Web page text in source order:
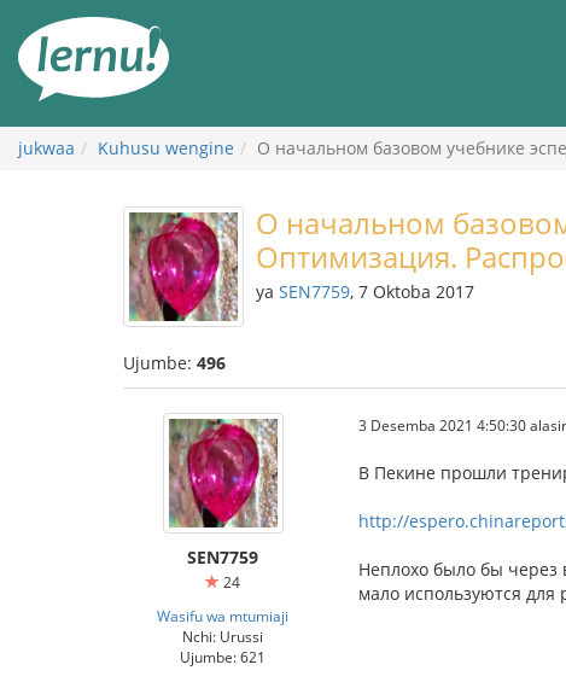
maudhui
jukwaa Kuhusu wengine О начальном базовом учебнике
О начальном
Оптимизация.
ya SEN7759, 7 Oktoba 2017
Ujumbe: 496
SEN7759
24
Wasifu wa mtumiaji
Nchi: Urussi
Ujumbe: 621
3 Desemba 2021 4:50:30
В Пекине прошли
http://
Неплохо было бы через
мало используются для